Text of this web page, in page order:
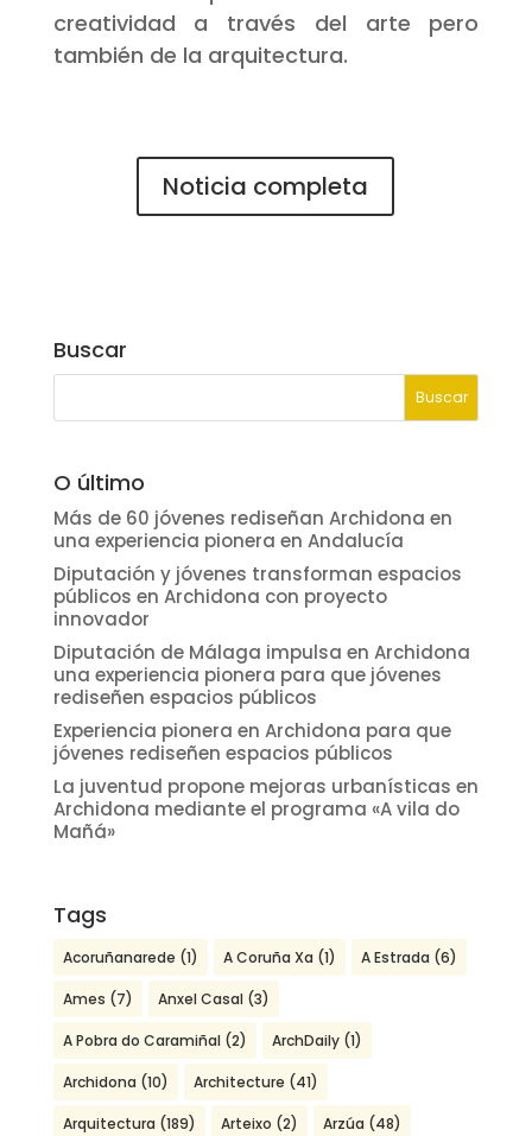
creatividad a través del arte pero
también de la arquitectura.
Noticia completa
Buscar
O último
Más de 60 jóvenes rediseñan Archidona en
una experiencia pionera en Andalucía
Diputación y jóvenes transforman espacios
públicos en Archidona con proyecto
innovador
Diputación de Málaga impulsa en Archidona
una experiencia pionera para que jóvenes
rediseñen espacios públicos
Experiencia pionera en Archidona para que
jóvenes rediseñen espacios públicos
La juventud propone mejoras urbanísticas en
Archidona mediante el programa «A vila do
Mañá»
Tags
Acoruñanarede (1) A Coruña Xa (1) A Estrada (6)
Ames (7) Anxel Casal (3)
A Pobra do Caramiñal (2) ArchDaily(1)
Archidona (10) Architecture (41)
Arquitectura (189) Arteixo (2) Arzúa (48)